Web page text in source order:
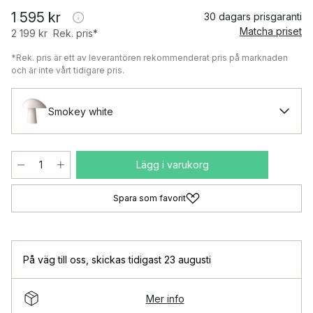
1 595 kr
2 199 kr Rek. pris*
30 dagars prisgaranti
Matcha priset
*Rek. pris är ett av leverantören rekommenderat pris på marknaden
och är inte vårt tidigare pris.
Smokey white
Lägg i varukorg
Spara som favorit
På väg till oss skickas tidigast 23 augusti
Mer info